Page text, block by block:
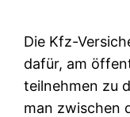
Die Kfz-
dafür, am
teilnehmen zu
man zwischen